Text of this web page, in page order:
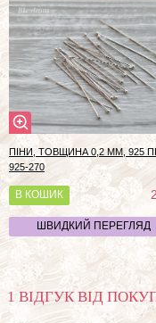
ПІНИ, ТОВЩИНА 0,2 ММ, 925
925-270
В КОШИК
ШВИДКИЙ ПЕРЕГЛЯД
1 ВІДГУК ВІД